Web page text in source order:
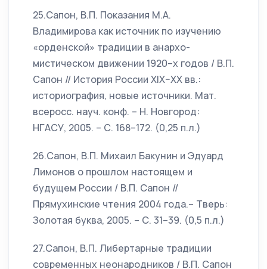
25.Сапон, В.П. Показания М.А.
Владимирова как источник по изучению
«орденской» традиции в анархо-
мистическом движении 1920–х годов / В.П.
Сапон // История России XIX–XX вв.:
историография, новые источники. Мат.
всеросс. науч. конф. – Н. Новгород:
НГАСУ, 2005. – С. 168–172. (0,25 п.л.)
26.Сапон, В.П. Михаил Бакунин и Эдуард
Лимонов о прошлом настоящем и
будущем России / В.П. Сапон //
Прямухинские чтения 2004 года.– Тверь:
Золотая буква, 2005. – С. 31–39. (0,5 п.л.)
27.Сапон, В.П. Либертарные традиции
современных неонародников / В.П. Сапон